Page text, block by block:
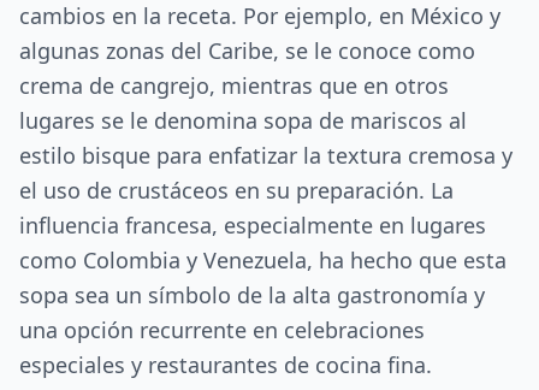
cambios en la receta. Por ejemplo, en México y
algunas zonas del Caribe, se le conoce como
crema de cangrejo, mientras que en otros
lugares se le denomina sopa de mariscos al
estilo bisque para enfatizar la textura cremosa y
el uso de crustáceos en su preparación. La
influencia francesa, especialmente en lugares
como Colombia y Venezuela, ha hecho que esta
sopa sea un símbolo de la alta gastronomía y
una opción recurrente en celebraciones
especiales y restaurantes de cocina fina.